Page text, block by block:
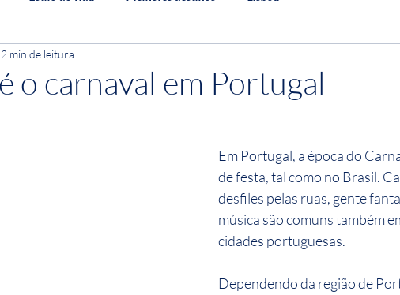
o carnaval em Portugal
2 min de leitura
Em Portugal, a época do
de festa, tal como no Brasil.
desfiles pelas ruas, gente
música são comuns também
cidades portuguesas.
Dependendo da região de